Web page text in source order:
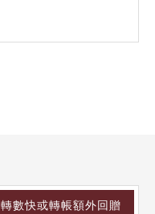
轉數快或轉帳額外回贈